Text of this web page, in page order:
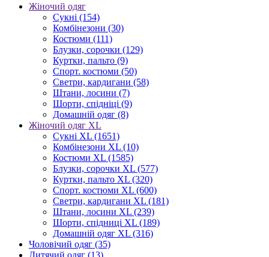
Жіночий одяг
Сукні (154)
Комбінезони (30)
Костюми (111)
Блузки, сорочки (129)
Куртки, пальто (9)
Спорт. костюми (50)
Светри, кардигани (58)
Штани, лосини (7)
Шорти, спідніці (9)
Домашній одяг (8)
Жіночий одяг XL
Cукні XL (1651)
Комбінезони XL (10)
Костюми XL (1585)
Блузки, сорочки XL (577)
Куртки, пальто XL (320)
Спорт. костюми XL (600)
Светри, кардигани XL (181)
Штани, лосини XL (239)
Шорти, спідниці XL (189)
Домашній одяг XL (316)
Чоловічий одяг (35)
Дитячий одяг (13)